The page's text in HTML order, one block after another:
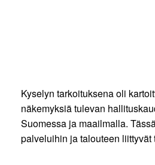
Kyselyn tarkoituksena oli
näkemyksiä tulevan
Suomessa ja maailmalla.
palveluihin ja talouteen liittyvät